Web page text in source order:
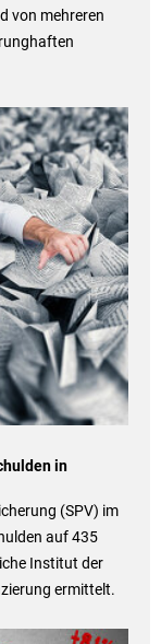
von mehreren
in
(SPV) im
auf 435
Institut der
ermittelt.